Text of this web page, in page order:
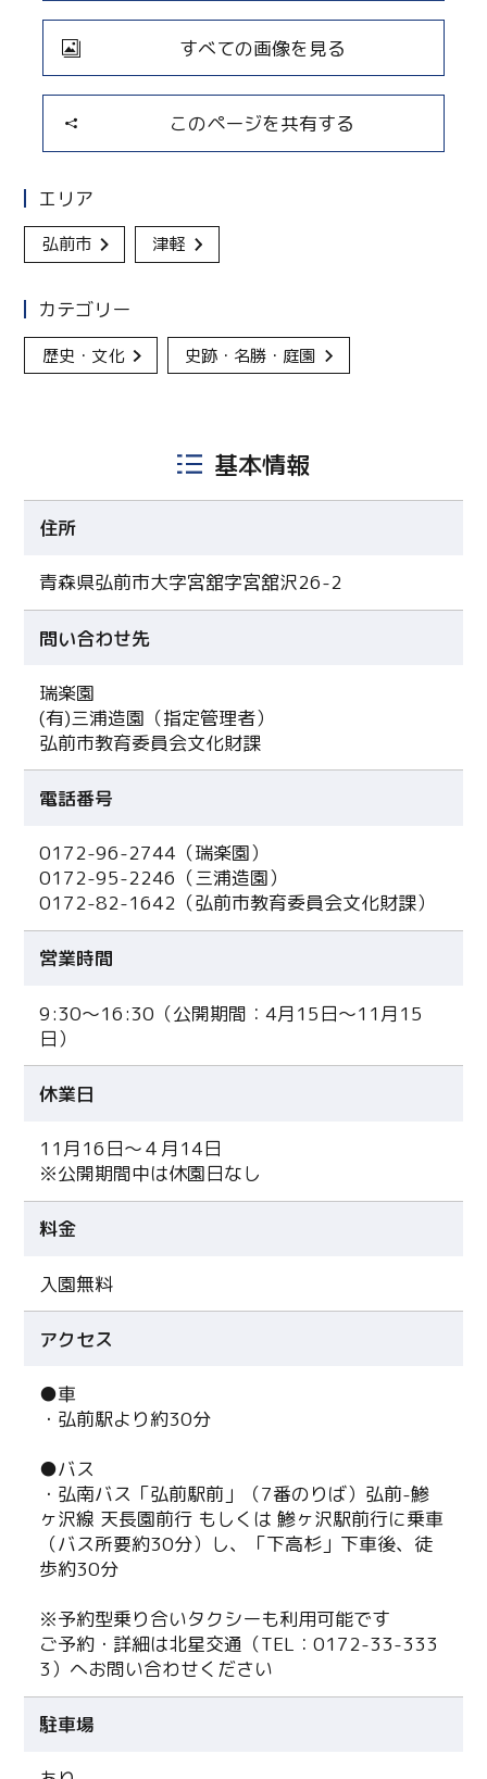
すべての画像を見る
このページを共有する
エリア
弘前市 津軽
カテゴリー
歴史・文化 史跡・名勝・庭園
基本情報
住所
青森県弘前市大字宮舘字宮舘沢26-2
問い合わせ先
瑞楽園
(有)三浦造園（指定管理者）
弘前市教育委員会文化財課
電話番号
0172-96-2744（瑞楽園）
0172-95-2246（三浦造園）
0172-82-1642（弘前市教育委員会文化財課）
営業時間
9:30〜16:30（公開期間：4月15日〜11月15
日）
休業日
11月16日〜４月14日
※公開期間中は休園日なし
料金
入園無料
アクセス
●車
・弘前駅より約30分
●バス
・弘南バス「弘前駅前」（7番のりば）弘前-鯵
ヶ沢線 天長園前行 もしくは 鯵ヶ沢駅前行に乗車
（バス所要約30分）し、「下高杉」下車後、徒
歩約30分
※予約型乗り合いタクシーも利用可能です
ご予約・詳細は北星交通（TEL：0172-33-333
3）へお問い合わせください
駐車場